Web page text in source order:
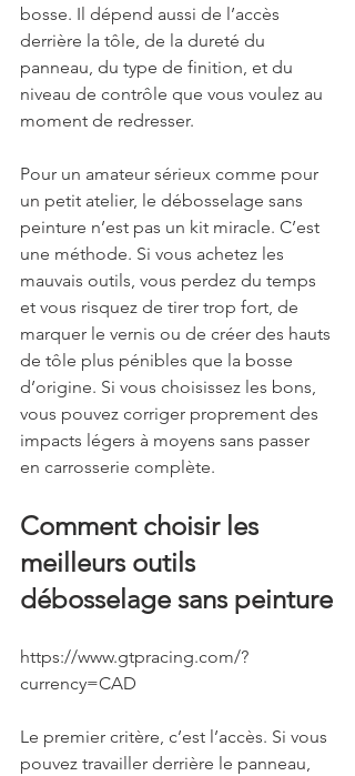
bosse. Il dépend aussi de l’accès
derrière la tôle, de la dureté du
panneau, du type de finition, et du
niveau de contrôle que vous voulez au
moment de redresser.
Pour un amateur sérieux comme pour
un petit atelier, le débosselage sans
peinture n’est pas un kit miracle. C’est
une méthode. Si vous achetez les
mauvais outils, vous perdez du temps
et vous risquez de tirer trop fort, de
marquer le vernis ou de créer des hauts
de tôle plus pénibles que la bosse
d’origine. Si vous choisissez les bons,
vous pouvez corriger proprement des
impacts légers à moyens sans passer
en carrosserie complète.
Comment choisir les
meilleurs outils
débosselage sans peinture
https://www.gtpracing.com/?
currency=CAD
Le premier critère, c’est l’accès. Si vous
pouvez travailler derrière le panneau,